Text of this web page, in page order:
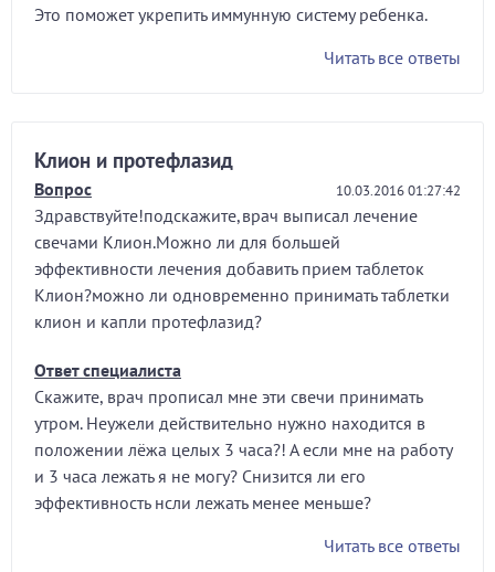
Это поможет укрепить иммунную систему ребенка.
Читать все ответы
Клион и протефлазид
Вопрос 10.03.2016 01:27:42
Здравствуйте!подскажите,врач выписал лечение
свечами Клион.Можно ли для большей
эффективности лечения добавить прием таблеток
Клион?можно ли одновременно принимать таблетки
клион и капли протефлазид?
Ответ специалиста
Скажите, врач прописал мне эти свечи принимать
утром. Неужели действительно нужно находится в
положении лëжа целых 3 часа?! А если мне на работу
и 3 часа лежать я не могу? Снизится ли его
эффективность нсли лежать менее меньше?
Читать все ответы